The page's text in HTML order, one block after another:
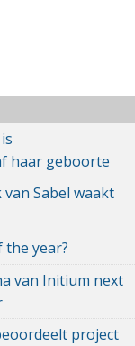
haar geboorte
Sabel waakt
year?
van Initium next
project